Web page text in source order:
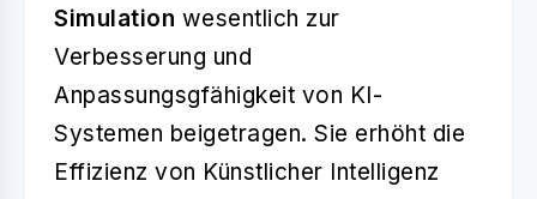
Simulation wesentlich zur
Verbesserung und
Anpassungsgfähigkeit von KI-
Systemen beigetragen. Sie erhöht die
Effizienz von Künstlicher Intelligenz